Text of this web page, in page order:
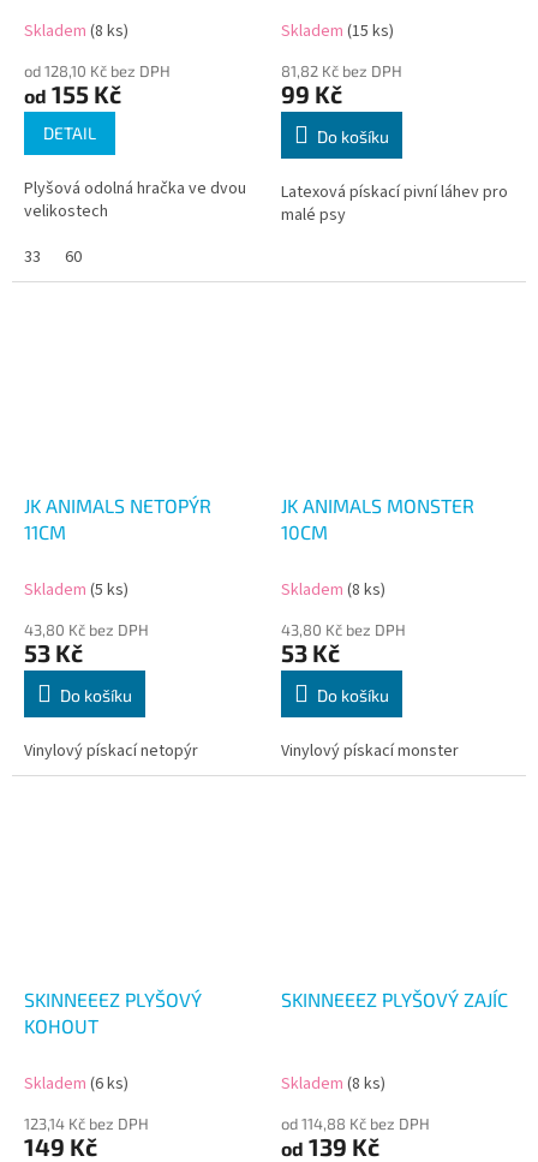
Skladem (8 ks)
od 128,10 Kč bez DPH
od 155 Kč
DETAIL
Plyšová odolná hračka ve dvou
velikostech
33
60
Skladem (15 ks)
81,82 Kč bez DPH
99 Kč
Do košíku
Latexová pískací pivní láhev pro
malé psy
JK ANIMALS NETOPÝR
11CM
Skladem (5 ks)
43,80 Kč bez DPH
53 Kč
Do košíku
Vinylový pískací netopýr
JK ANIMALS MONSTER
10CM
Skladem (8 ks)
43,80 Kč bez DPH
53 Kč
Do košíku
Vinylový pískací monster
SKINNEEEZ PLYŠOVÝ
KOHOUT
Skladem (6 ks)
123,14 Kč bez DPH
149 Kč
SKINNEEEZ PLYŠOVÝ ZAJÍC
Skladem (8 ks)
od 114,88 Kč bez DPH
od 139 Kč